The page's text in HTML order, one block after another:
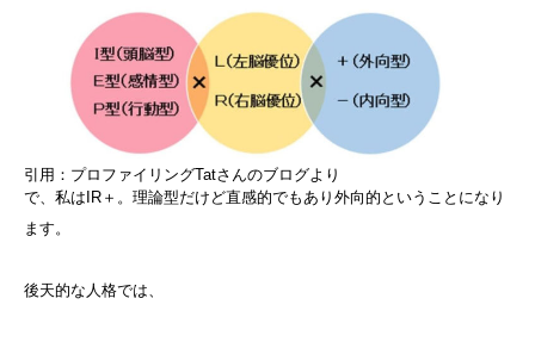
引用：プロファイリングTatさんのブログより
で、私はIR＋。理論型だけど直感的でもあり外向的ということになり
ます。
後天的な人格では、